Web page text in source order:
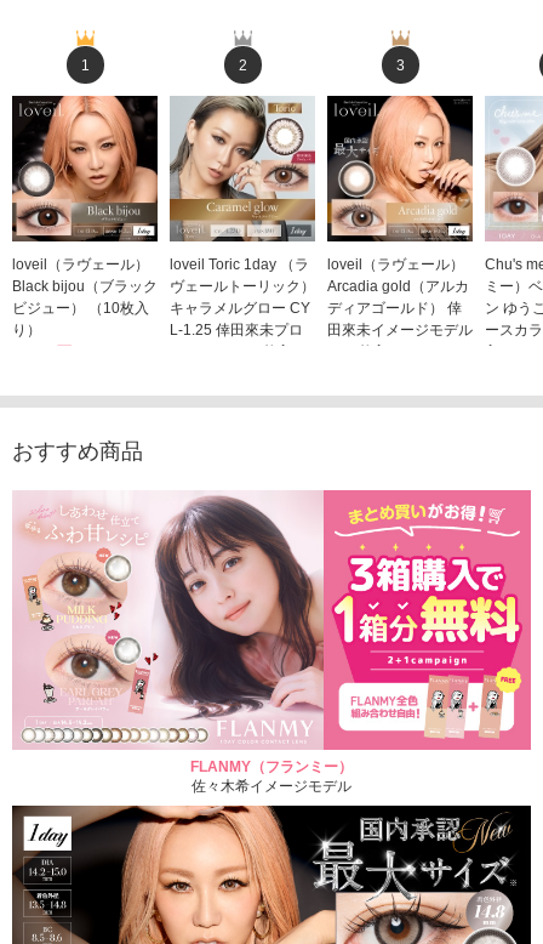
1
loveil（ラヴェール）
Black bijou（ブラック
ビジュー） （10枚入
り）
2
loveil Toric 1day （ラ
ヴェールトーリック）
キャラメルグロー CY
L-1.25 倖田來未プロ
1,760円(税込)
3
loveil（ラヴェール）
Arcadia gold（アルカ
ディアゴールド） 倖
田來未イメージモデル
Chu's
ミー）
ン ゆう
ースカ
おすすめ商品
FLANMY（フランミー）
佐々木希イメージモデル